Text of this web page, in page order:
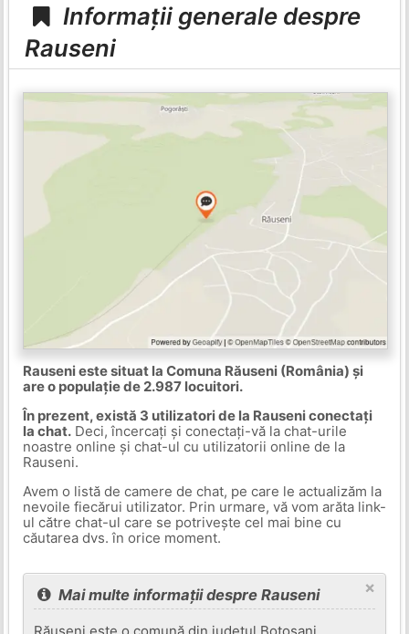
Informații generale despre
Rauseni
Rauseni este situat la Comuna Răuseni (România) și
are o populație de 2.987 locuitori.
În prezent, există 3 utilizatori de la Rauseni conectați
la chat.Deci, încercați și conectați-vă la chat-urile
noastre online și chat-ul cu utilizatorii online de la
Rauseni.
Avem o listă de camere de chat, pe care le actualizăm la
nevoile fiecărui utilizator. Prin urmare, vă vom arăta link-
ul către chat-ul care se potrivește cel mai bine cu
căutarea dvs. în orice moment.
×
Mai multe informații despre Rauseni